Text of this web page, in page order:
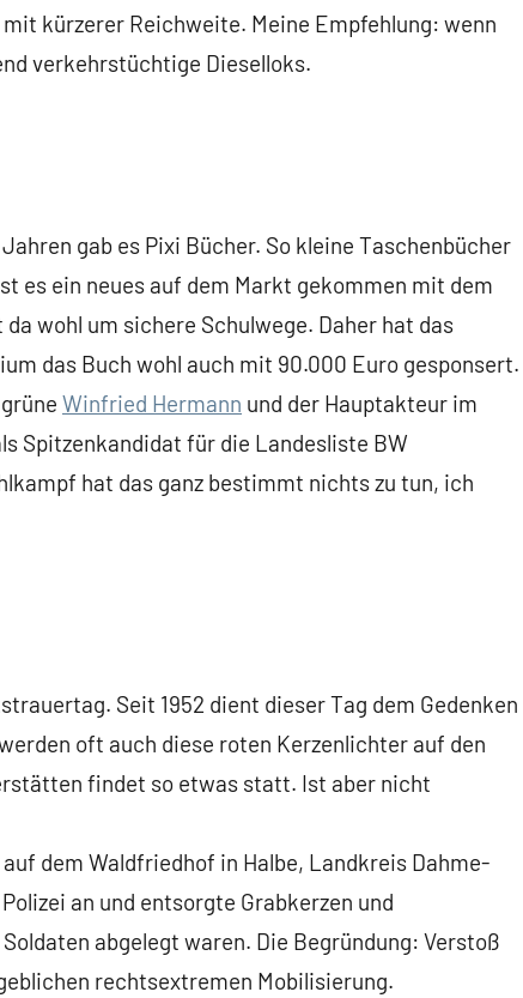
kürzerer Reichweite. Meine Empfehlung: wenn
verkehrstüchtige Dieselloks.
gab es Pixi Bücher. So kleine Taschenbücher
es ein neues auf dem Markt gekommen mit dem
wohl um sichere Schulwege. Daher hat das
das Buch wohl auch mit 90.000 Euro gesponsert.
Winfried Hermann und der Hauptakteur im
Spitzenkandidat für die Landesliste BW
hat das ganz bestimmt nichts zu tun, ich
Seit 1952 dient dieser Tag dem Gedenken
oft auch diese roten Kerzenlichter auf den
findet so etwas statt. Ist aber nicht
dem Waldfriedhof in Halbe, Landkreis Dahme-
an und entsorgte Grabkerzen und
abgelegt waren. Die Begründung: Verstoß
rechtsextremen Mobilisierung.